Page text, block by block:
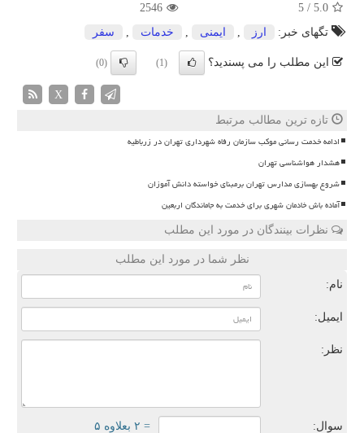
5.0
/
5
2546
تگهای خبر:
ارز ایمنی خدمات سفر
این مطلب را می پسندید؟ (1)
(0)
X
تازه ترین مطالب مرتبط
ادامه خدمت رسانی موکب سازمان رفاه شهرداری تهران در زرباطیه
هشدار هواشناسی تهران
شروع بهسازی مدارس تهران برمبنای خواسته دانش آموزان
آماده باش خادمان شهری برای خدمت به جاماندگان اربعین
نظرات بینندگان در مورد این مطلب
نظر شما در مورد این مطلب
نام:
ایمیل:
نظر:
سوال: = ۲ بعلاوه ۵